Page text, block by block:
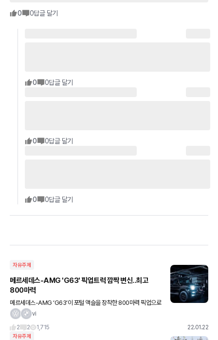
0 0답글 달기
0 0답글 달기
0 0답글 달기
0 0답글 달기
자유주제
메르세데스-AMG 'G63' 픽업트럭 깜짝 변신..최고
800마력
메르세데스-AMG ‘G63’이 포털 액슬을 장착한 800마력 픽업으로
깜짝 등장했다. 해당 모델은 독일 자동차 튜닝 업체 브라버스(Brabu
vi
2
2 1,715 22.01.22
자유주제